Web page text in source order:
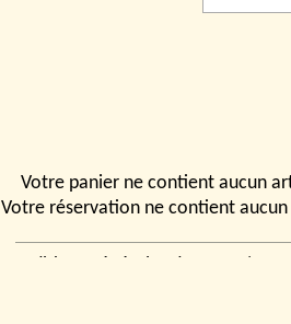
Votre panier ne contient aucun
Votre réservation ne contient